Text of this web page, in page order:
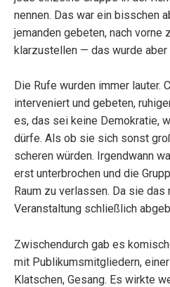
nennen. Das war ein bisschen
jemanden gebeten, nach vorne
klarzustellen — das wurde aber
Die Rufe wurden immer lauter.
interveniert und gebeten,
es, das sei keine Demokratie,
dürfe. Als ob sie sich sonst
scheren würden. Irgendwann
erst unterbrochen und die
Raum zu verlassen. Da sie
Veranstaltung schließlich
Zwischendurch gab es
mit Publikumsmitgliedern,
Klatschen, Gesang. Es wirkte